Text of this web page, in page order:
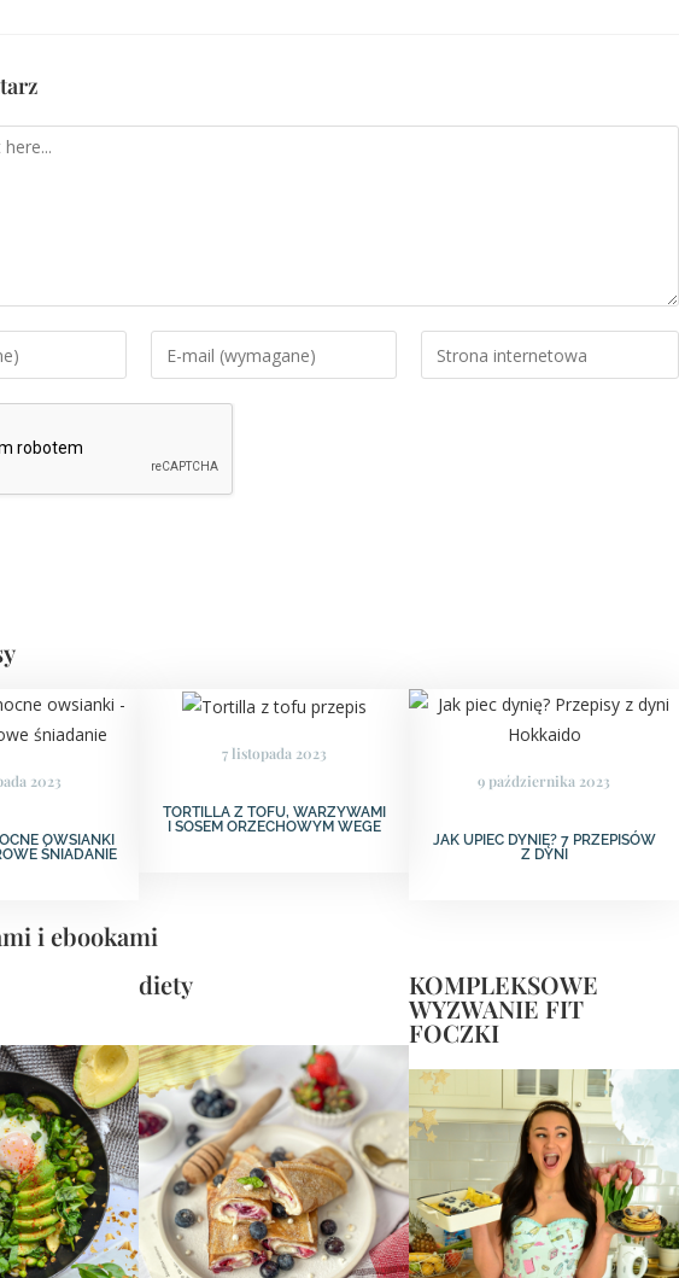
2023
OWSIANKI
ŚNIADANIE
7 listopada 2023
TORTILLA Z TOFU, WARZYWAMI
I SOSEM ORZECHOWYM WEGE
9 października 2023
JAK UPIEC DYNIĘ? 7 PRZEPISÓW
Z DYNI
i ebookami
diety KOMPLEKSOWE
WYZWANIE FIT
FOCZKI